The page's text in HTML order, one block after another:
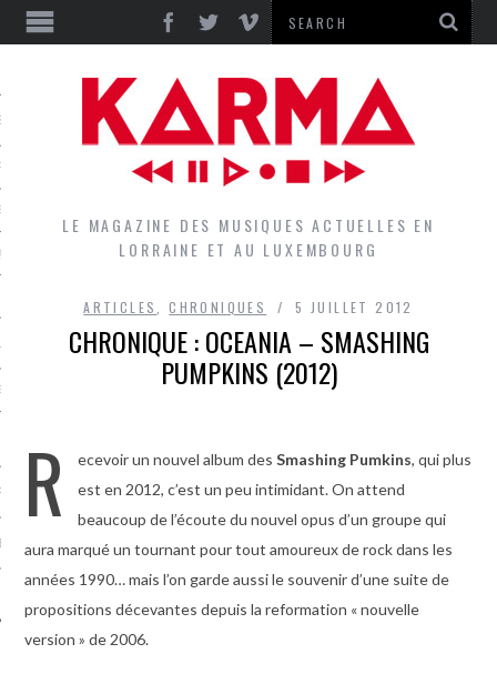
GROUPES DU LOCAL
LE MAGAZINE DES MUSIQUES ACTUELLES EN
LORRAINE ET AU LUXEMBOURG
ARTICLES ,CHRONIQUES 5 JUILLET 2012
CHRONIQUE : OCEANIA – SMASHING
PUMPKINS (2012)
R ecevoir un nouvel album desSmashing Pumkins, qui plus
est en 2012, c’est un peu intimidant. On attend
beaucoup de l’écoute du nouvel opus d’un groupe qui
aura marqué un tournant pour tout amoureux de rock dans les
années 1990… mais l’on garde aussi le souvenir d’une suite de
propositions décevantes depuis la reformation « nouvelle
version » de 2006.